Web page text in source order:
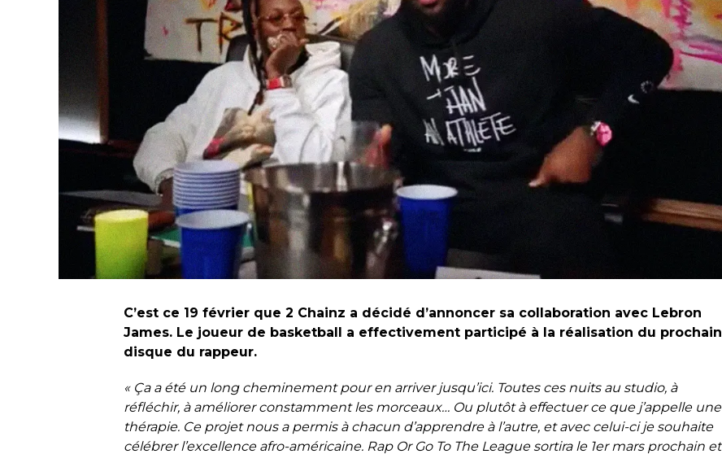
C’est ce 19 février que 2 Chainz a décidé d’annoncer sa collaboration avec Lebron
James. Le joueur de basketball a effectivement participé à la réalisation du prochain
disque du rappeur.
« Ça a été un long cheminement pour en arriver jusqu’ici. Toutes ces nuits au studio, à
réfléchir, à améliorer constamment les morceaux… Ou plutôt à effectuer ce que j’appelle une
thérapie. Ce projet nous a permis à chacun d’apprendre à l’autre, et avec celui-ci je souhaite
célébrer l’excellence afro-américaine. Rap Or Go To The League sortira le 1er mars prochain et